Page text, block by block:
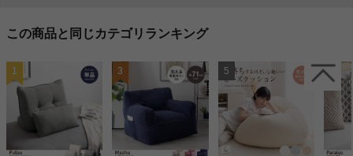
この商品と同じカテゴリランキング